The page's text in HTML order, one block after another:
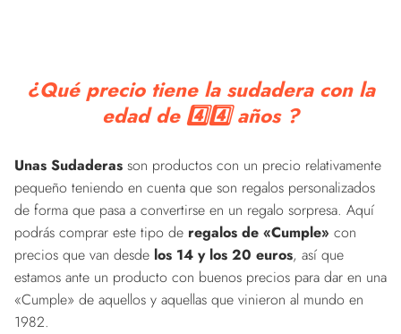
¿Qué precio tiene la sudadera con la
edad de 4️⃣4️⃣ años ?
Unas Sudaderas son productos con un precio relativamente
pequeño teniendo en cuenta que son regalos personalizados
de forma que pasa a convertirse en un regalo sorpresa. Aquí
podrás comprar este tipo de regalos de «Cumple» con
precios que van desde los 14 y los 20 euros, así que
estamos ante un producto con buenos precios para dar en una
«Cumple» de aquellos y aquellas que vinieron al mundo en
1982.